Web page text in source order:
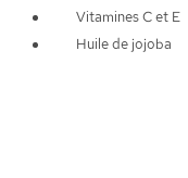
Vitamines C et E
Huile de jojoba